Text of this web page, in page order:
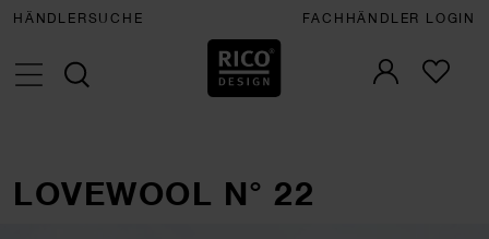
HÄNDLERSUCHE FACHHÄNDLER LOGIN
LOVEWOOL N° 22